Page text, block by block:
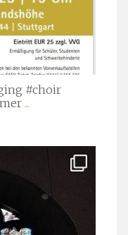
#choir
...